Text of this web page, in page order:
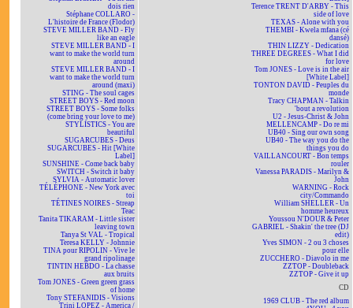
dois rien
Stéphane COLLARO -
L'histoire de France (Flodor)
STEVE MILLER BAND - Fly
like an eagle
STEVE MILLER BAND - I
want to make the world turn
around
STEVE MILLER BAND - I
want to make the world turn
around (maxi)
STING - The soul cages
STREET BOYS - Red moon
STREET BOYS - Some folks
(come bring your love to me)
STYLISTICS - You are
beautiful
SUGARCUBES - Deus
SUGARCUBES - Hit [White
Label]
SUNSHINE - Come back baby
SWITCH - Switch it baby
SYLVIA - Automatic lover
TÉLÉPHONE - New York avec
toi
TÉTINES NOIRES - Streap
Teac
Tanita TIKARAM - Little sister
leaving town
Tanya St VAL - Tropical
Teresa KELLY - Johnnie
TINA pour RIPOLIN - Vive le
grand ripolinage
TINTIN HEBDO - La chasse
aux bruits
Tom JONES - Green green grass
of home
Tony STEFANIDIS - Visions
Trini LOPEZ - America /
Terence TRENT D'ARBY - This
side of love
TEXAS - Alone with you
THEMBI - Kwela mfana (cé
dansé)
THIN LIZZY - Dedication
THREE DEGREES - What I did
for love
Tom JONES - Love is in the air
[White Label]
TONTON DAVID - Peuples du
monde
Tracy CHAPMAN - Talkin
'bout a revolution
U2 - Jesus-Christ & John
MELLENCAMP - Do re mi
UB40 - Sing our own song
UB40 - The way you do the
things you do
VAILLANCOURT - Bon temps
rouler
Vanessa PARADIS - Marilyn &
John
WARNING - Rock
city/Commando
William SHELLER - Un
homme heureux
Youssou N'DOUR & Peter
GABRIEL - Shakin' the tree (DJ
edit)
Yves SIMON - 2 ou 3 choses
pour elle
ZUCCHERO - Diavolo in me
ZZTOP - Doubleback
ZZTOP - Give it up
CD
1969 CLUB - The red album